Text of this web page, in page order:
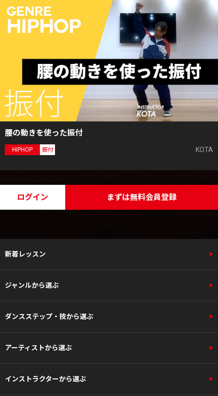
腰の動きを使った振付
HIPHOP 振付 KOTA
ログイン まずは無料会員登録
新着レッスン
ジャンルから選ぶ
ダンスステップ・技から選ぶ
アーティストから選ぶ
インストラクターから選ぶ